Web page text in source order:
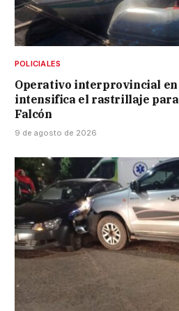
POLICIALES
Operativo interprovincial en
intensifica el rastrillaje para
Falcón
9 de agosto de 2026